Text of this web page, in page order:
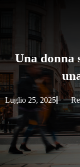
Una donna
Luglio 25, 2025